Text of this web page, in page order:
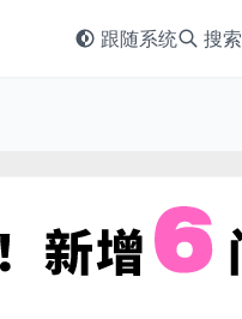
跟随系统 搜索